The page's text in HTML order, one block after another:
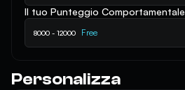
Il tuo Punteggio Comportamentale
8000 - 12000 Free
Personalizza